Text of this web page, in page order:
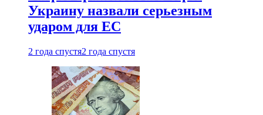
Украину назвали серьезным
ударом для ЕС
2 года спустя2 года спустя